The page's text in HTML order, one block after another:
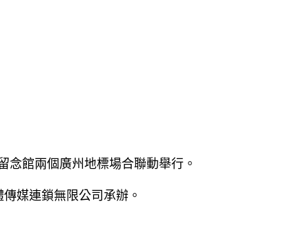
念館兩個廣州地標場合聯動舉行。
媒連鎖無限公司承辦。